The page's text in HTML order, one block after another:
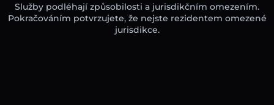
Služby podléhají způsobilosti a jurisdikčním omezením.
Pokračováním potvrzujete, že nejste rezidentem omezené
jurisdikce.